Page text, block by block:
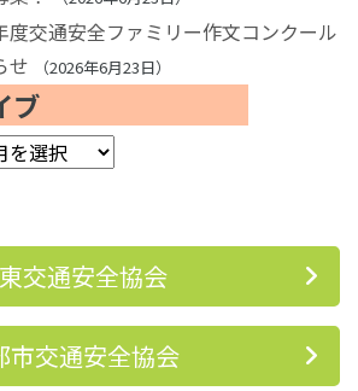
度交通安全ファミリー作文コンクール
せ
2026年6月23日
ブ
交通安全協会
市交通安全協会